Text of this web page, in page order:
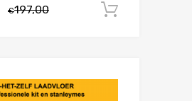
€197,00